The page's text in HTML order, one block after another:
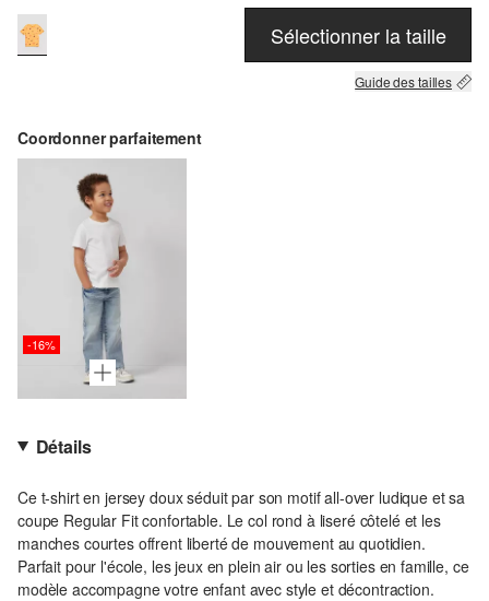
Sélectionner la taille
Guide des tailles
Coordonner parfaitement
-16%
Détails
Ce t-shirt en jersey doux séduit par son motif all-over ludique et sa
coupe Regular Fit confortable. Le col rond à liseré côtelé et les
manches courtes offrent liberté de mouvement au quotidien.
Parfait pour l'école, les jeux en plein air ou les sorties en famille, ce
modèle accompagne votre enfant avec style et décontraction.